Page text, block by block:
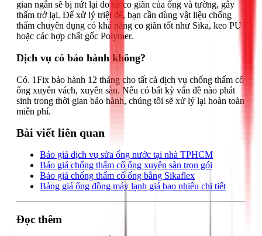
gian ngắn sẽ bị nứt lại do sự co giãn của ống và tường, gây
thấm trở lại. Để xử lý triệt để, bạn cần dùng vật liệu chống
thấm chuyên dụng có khả năng co giãn tốt như Sika, keo PU
hoặc các hợp chất gốc Polymer.
Dịch vụ có bảo hành không?
Có. 1Fix bảo hành 12 tháng cho tất cả dịch vụ chống thấm cổ
ống xuyên vách, xuyên sàn. Nếu có bất kỳ vấn đề nào phát
sinh trong thời gian bảo hành, chúng tôi sẽ xử lý lại hoàn toàn
miễn phí.
Bài viết liên quan
Báo giá dịch vụ sửa ống nước tại nhà TPHCM
Báo giá chống thấm cổ ống xuyên sàn trọn gói
Báo giá chống thấm cổ ống bằng Sikaflex
Bảng giá ống đồng máy lạnh giá bao nhiêu chi tiết
Đọc thêm